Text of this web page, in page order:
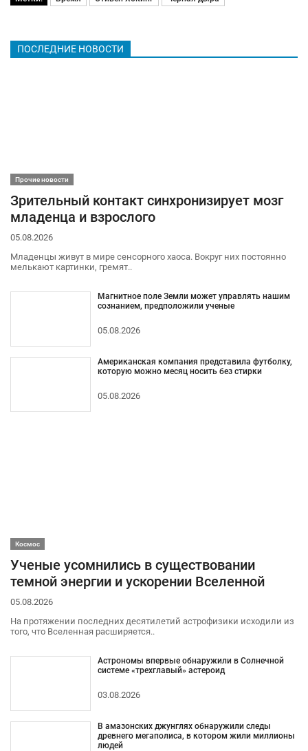
ПОСЛЕДНИЕ НОВОСТИ
Прочие новости
Зрительный контакт синхронизирует мозг
младенца и взрослого
05.08.2026
Младенцы живут в мире сенсорного хаоса. Вокруг них постоянно
мелькают картинки, гремят..
Магнитное поле Земли может управлять нашим
сознанием, предположили ученые
05.08.2026
Американская компания представила футболку,
которую можно месяц носить без стирки
05.08.2026
Космос
Ученые усомнились в существовании
темной энергии и ускорении Вселенной
05.08.2026
На протяжении последних десятилетий астрофизики исходили из
того, что Вселенная расширяется..
Астрономы впервые обнаружили в Солнечной
системе «трехглавый» астероид
03.08.2026
В амазонских джунглях обнаружили следы
древнего мегаполиса, в котором жили миллионы
людей